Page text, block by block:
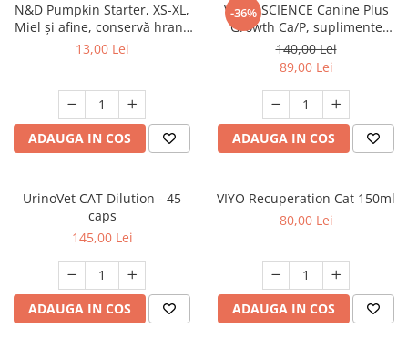
N&D Pumpkin Starter, XS-XL,
Miel și afine, conservă hrană
umedă fără cereale câini
13,00 Lei
ADAUGA IN COS
-36%
VETRI SCIENCE Canine Plus
Growth Ca/P, suplimente
creștere și vitalitate câini, 45
Tablete masticabile
140,00 Lei
89,00 Lei
ADAUGA IN COS
UrinoVet CAT Dilution - 45
caps
145,00 Lei
ADAUGA IN COS
VIYO Recuperation Cat 150ml
80,00 Lei
ADAUGA IN COS